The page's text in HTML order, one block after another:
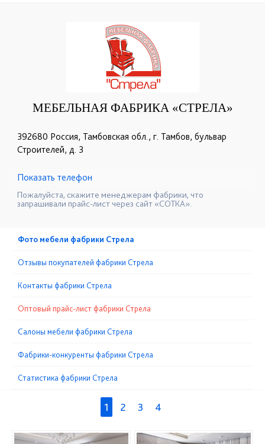
МЕБЕЛЬНАЯ ФАБРИКА «СТРЕЛА»
392680 Россия, Тамбовская обл., г. Тамбов, бульвар
Строителей, д. 3
☎+7 (4752) 56-53-36
Показать телефон
Пожалуйста, скажите менеджерам фабрики, что
запрашивали прайс-лист через сайт «СОТКА».
Фото мебели фабрики Стрела
Отзывы покупателей фабрики Стрела
Контакты фабрики Стрела
Оптовый прайс-лист фабрики Стрела
Cалоны мебели фабрики Стрела
Фабрики-конкуренты фабрики Стрела
Статистика фабрики Стрела
1 2 3 4